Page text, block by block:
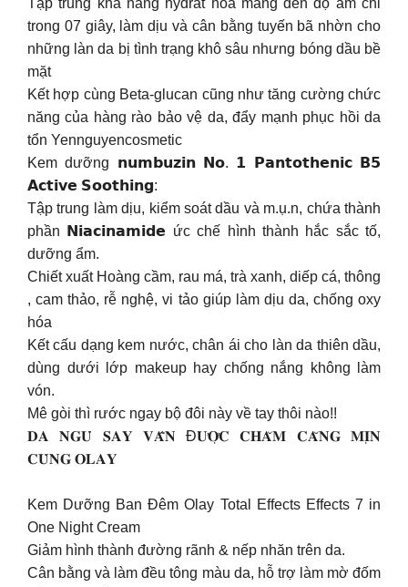
Tập trung khả năng hydrat hoá mang đến độ ẩm chỉ
trong 07 giây, làm dịu và cân bằng tuyến bã nhờn cho
những làn da bị tình trạng khô sâu nhưng bóng dầu bề
mặt
Kết hợp cùng Beta-glucan cũng như tăng cường chức
năng của hàng rào bảo vệ da, đẩy mạnh phục hồi da
tổn Yennguyencosmetic
Kem dưỡng 𝗻𝘂𝗺𝗯𝘂𝘇𝗶𝗻 𝗡𝗼. 𝟭 𝗣𝗮𝗻𝘁𝗼𝘁𝗵𝗲𝗻𝗶𝗰 𝗕𝟱
𝗔𝗰𝘁𝗶𝘃𝗲 𝗦𝗼𝗼𝘁𝗵𝗶𝗻𝗴:
Tập trung làm dịu, kiểm soát dầu và m.ụ.n, chứa thành
phần 𝗡𝗶𝗮𝗰𝗶𝗻𝗮𝗺𝗶𝗱𝗲 ức chế hình thành hắc sắc tố,
dưỡng ẩm.
Chiết xuất Hoàng cầm, rau má, trà xanh, diếp cá, thông
, cam thảo, rễ nghệ, vi tảo giúp làm dịu da, chống oxy
hóa
Kết cấu dạng kem nước, chân ái cho làn da thiên dầu,
dùng dưới lớp makeup hay chống nắng không làm
vón.
Mê gòi thì rước ngay bộ đôi này về tay thôi nào!!
𝐃𝐀 𝐍𝐆𝐔̉ 𝐒𝐀𝐘 𝐕𝐀̂̃𝐍 Đ𝐔̛𝐎̛̣𝐂 𝐂𝐇𝐀̆𝐌 𝐂𝐀̆𝐍𝐆 𝐌𝐈̣𝐍
𝐂𝐔̀𝐍𝐆 𝐎𝐋𝐀𝐘
Kem Dưỡng Ban Đêm Olay Total Effects Effects 7 in
One Night Cream
Giảm hình thành đường rãnh & nếp nhăn trên da.
Cân bằng và làm đều tông màu da, hỗ trợ làm mờ đốm